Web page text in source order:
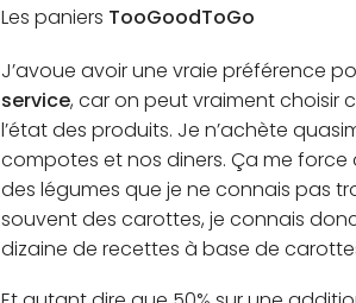
Les paniers TooGoodToGo
J’avoue avoir une vraie préférence
service, car on peut vraiment choisir
l’état des produits. Je n’achète
compotes et nos diners. Ça me force
des légumes que je ne connais pas
souvent des carottes, je connais
dizaine de recettes à base de